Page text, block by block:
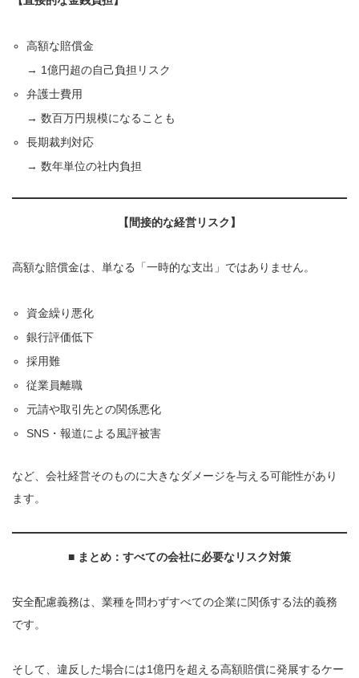
高額な賠償金
→ 1億円超の自己負担リスク
弁護士費用
→ 数百万円規模になることも
長期裁判対応
→ 数年単位の社内負担
【間接的な経営リスク】
高額な賠償金は、単なる「一時的な支出」ではありません。
資金繰り悪化
銀行評価低下
採用難
従業員離職
元請や取引先との関係悪化
SNS・報道による風評被害
など、会社経営そのものに大きなダメージを与える可能性があり
ます。
■ まとめ：すべての会社に必要なリスク対策
安全配慮義務は、業種を問わずすべての企業に関係する法的義務
です。
そして、違反した場合には1億円を超える高額賠償に発展するケー